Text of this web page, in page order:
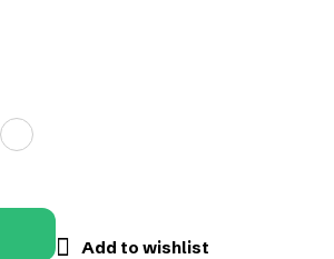
Add to wishlist